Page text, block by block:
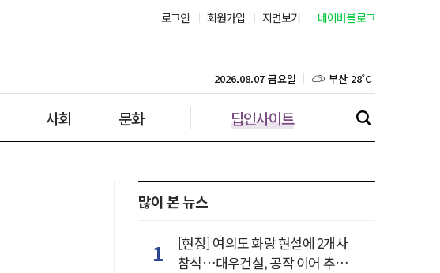
로그인 회원가입 지면보기 네이버블로그
사회 문화 딥인사이트
2026.08.07 금요일 대구 26˚C
인천 29˚C
울산 25˚C
많이 본 뉴스
1
[현장] 여의도 화랑 현설에 2개사
참석…대우건설, 공작 이어 추가